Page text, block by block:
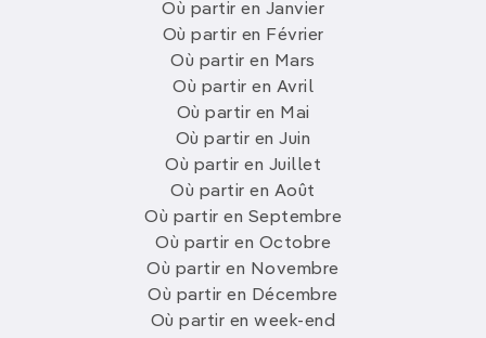
Où partir en Janvier
Où partir en Février
Où partir en Mars
Où partir en Avril
Où partir en Mai
Où partir en Juin
Où partir en Juillet
Où partir en Août
Où partir en Septembre
Où partir en Octobre
Où partir en Novembre
Où partir en Décembre
Où partir en week-end